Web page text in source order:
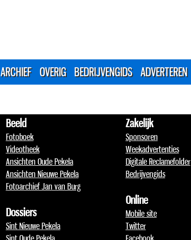
ARCHIEF OVERIG BEDRIJVENGIDS ADVERTEREN
Beeld
Fotoboek
Videotheek
Ansichten Oude Pekela
Ansichten Nieuwe Pekela
Fotoarchief Jan van Burg
Dossiers
Sint Nieuwe Pekela
Zakelijk
Sponsoren
Weekadvertenties
Digitale Reclamefolder
Bedrijvengids
Online
Mobile site
Twitter